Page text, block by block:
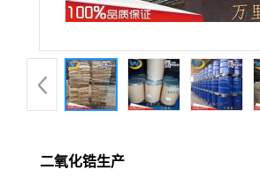
二氧化锆生产